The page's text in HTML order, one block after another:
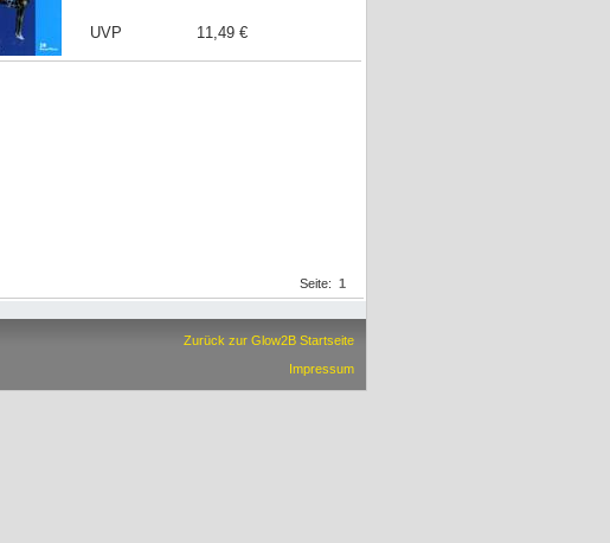
UVP 11,49 €
Seite: 1
Zurück zur Glow2B Startseite
Impressum